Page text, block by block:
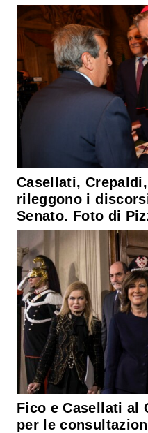
Casellati,
rileggono i
Senato. Foto di
Fico e Casellati al
per le